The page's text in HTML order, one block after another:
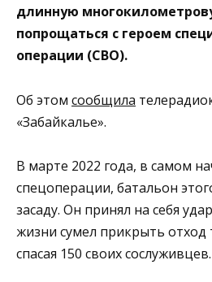
длинную
попрощаться с героем
операции (СВО).
Об этом сообщила
«Забайкалье».
В марте 2022 года, в самом
спецоперации, батальон
засаду. Он принял на себя
жизни сумел прикрыть
спасая 150 своих сослуживцев.